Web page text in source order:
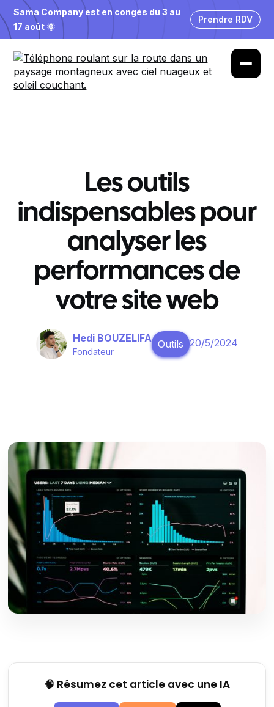
Sama Company est en congés du 3 au
17 août 🌞
Prendre RDV
Les outils
indispensables pour
analyser les
performances de
votre site web
Hedi BOUZELIFA
Fondateur
Outils 20/5/2024
🧠 Résumez cet article avec une IA